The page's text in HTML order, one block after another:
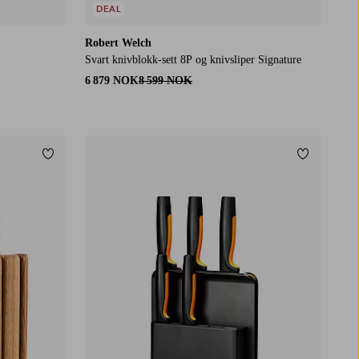
Robert Welch
Svart knivblokk-sett 8P og knivsliper Signature
6 879 NOK8 599 NOK
DEAL
Legg til favoritter Legg til